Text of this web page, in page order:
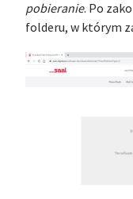
pobieranie. Po
folderu, w którym